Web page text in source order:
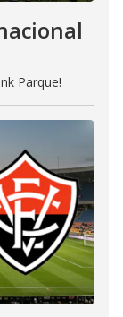
Parque!